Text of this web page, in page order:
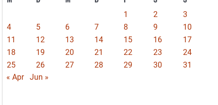
1 2
3
4
5 6 7 8 9
10
11
12 13 14 15 16
17
18
19 20 21 22 23
24
25
26 27 28 29 30
31
« Apr
Jun »